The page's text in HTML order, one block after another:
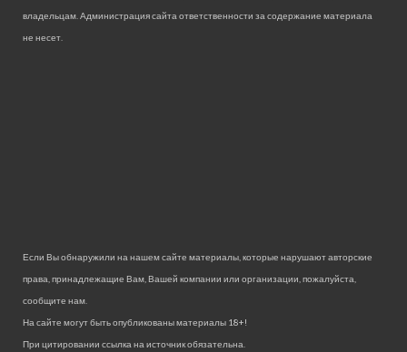
владельцам. Администрация сайта ответственности за содержание материала
не несет.
Если Вы обнаружили на нашем сайте материалы, которые нарушают авторские
права, принадлежащие Вам, Вашей компании или организации, пожалуйста,
сообщите нам.
На сайте могут быть опубликованы материалы 18+!
При цитировании ссылка на источник обязательна.